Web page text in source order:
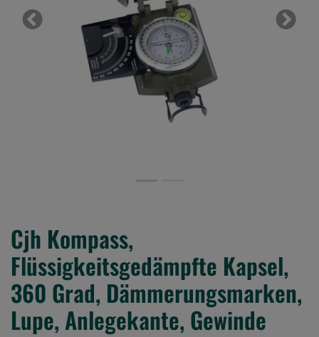
Previous Next
Cjh Kompass,
Flüssigkeitsgedämpfte Kapsel,
360 Grad, Dämmerungsmarken,
Lupe, Anlegekante, Gewinde